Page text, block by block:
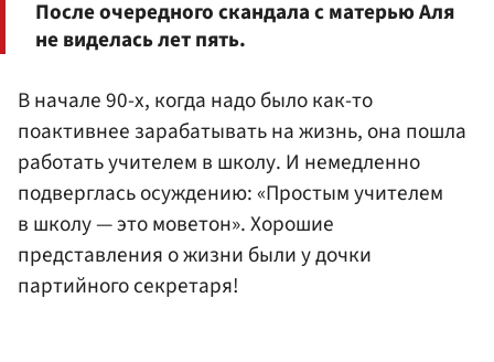
После очередного скандала с матерью Аля
не виделась лет пять.
В начале 90-х, когда надо было как-то
поактивнее зарабатывать на жизнь, она пошла
работать учителем в школу. И немедленно
подверглась осуждению: «Простым учителем
в школу — это моветон». Хорошие
представления о жизни были у дочки
партийного секретаря!